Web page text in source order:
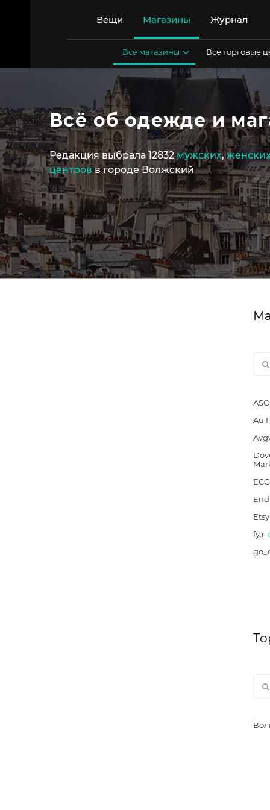
Вещи Магазины Журнал
Все магазины Все торговые
Всё об одежде и
Редакция выбрала 12832мужских,
центровв городе Волжский
Au
Etsy
fy:r